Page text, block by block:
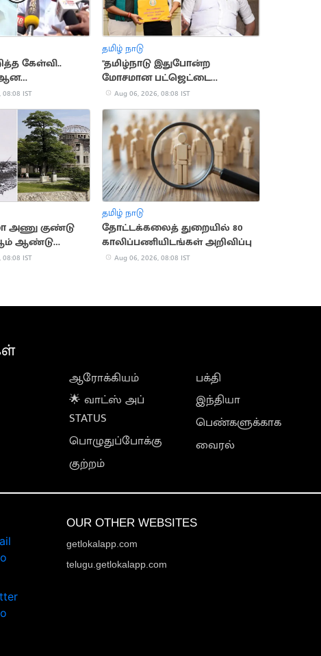
கேள்வி..
IST
தமிழ் நாடு
"தமிழ்நாடு இதுபோன்ற
மோசமான பட்ஜெட்டை
பார்த்ததில்லை".. நயினார்
காட்டம்
Aug 06, 2026, 08:08 IST
அணு குண்டு
ஆண்டு
இன்று!
IST
தமிழ் நாடு
தோட்டக்கலைத் துறையில் 80
காலிப்பணியிடங்கள் அறிவிப்பு
Aug 06, 2026, 08:08 IST
ஆரோக்கியம்
🌟 வாட்ஸ் அப்
STATUS
பொழுதுப்போக்கு
குற்றம்
பக்தி
இந்தியா
பெண்களுக்காக
வைரல்
OUR OTHER WEBSITES
getlokalapp.com
telugu.getlokalapp.com